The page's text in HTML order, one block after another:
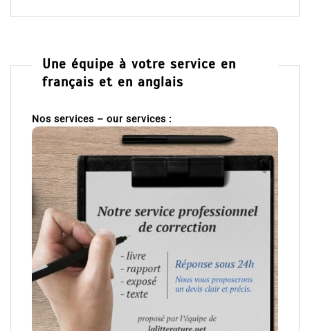
Une équipe à votre service en
français et en anglais
Nos services – our services :